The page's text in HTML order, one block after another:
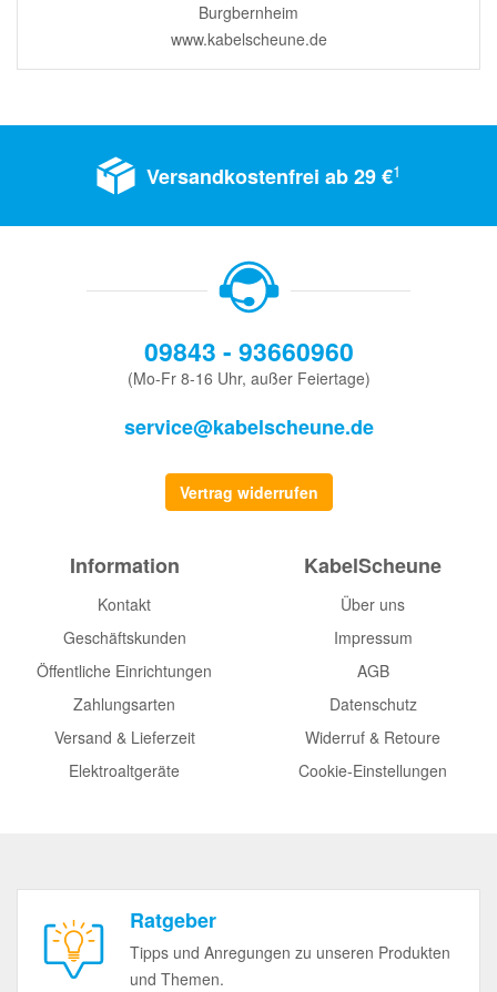
Burgbernheim
www.kabelscheune.de
Versandkostenfrei ab 29 €1
09843 - 93660960
(Mo-Fr 8-16 Uhr, außer Feiertage)
service@kabelscheune.de
Vertrag widerrufen
Information
Kontakt
Geschäftskunden
Öffentliche Einrichtungen
Zahlungsarten
Versand & Lieferzeit
Elektroaltgeräte
KabelScheune
Über uns
Impressum
AGB
Datenschutz
Widerruf & Retoure
Cookie-Einstellungen
Ratgeber
Tipps und Anregungen zu unseren Produkten
und Themen.